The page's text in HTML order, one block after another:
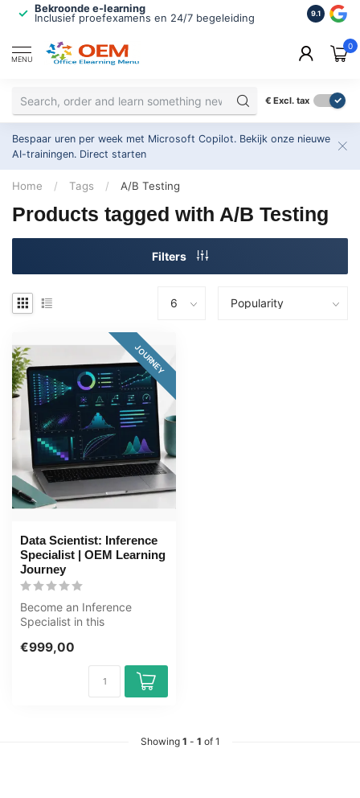
Bekroonde e-learning
Inclusief proefexamens en 24/7 begeleiding
ISO
2.500+
9.1
MENU
0
€ Excl. tax
Bespaar uren per week met Microsoft Copilot. Bekijk onze nieuwe
AI-trainingen. Direct starten
Home / Tags / A/B Testing
Products tagged with A/B Testing
Filters
JOURNEY
Data Scientist: Inference
Specialist | OEM Learning
Journey
Become an Inference
Specialist in this
learning journey....
€999,00
Showing 1 - 1 of 1